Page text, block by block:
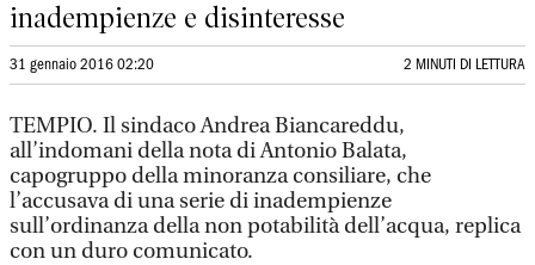
inadempienze e disinteresse
31 gennaio 2016 02:20 2 MINUTI DI LETTURA
TEMPIO. Il sindaco Andrea Biancareddu,
all’indomani della nota di Antonio Balata,
capogruppo della minoranza consiliare, che
l’accusava di una serie di inadempienze
sull’ordinanza della non potabilità dell’acqua, replica
con un duro comunicato.